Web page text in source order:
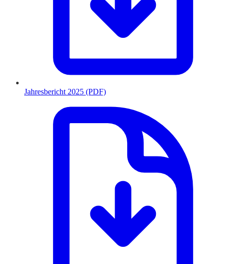
Jahresbericht 2025 (PDF)